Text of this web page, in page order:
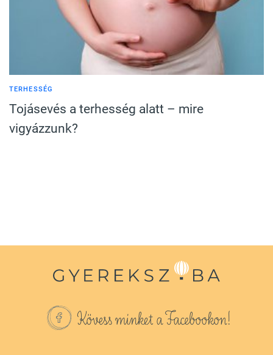
TERHESSÉG
Tojásevés a terhesség alatt – mire
vigyázzunk?
Kövess minket a Facebookon!